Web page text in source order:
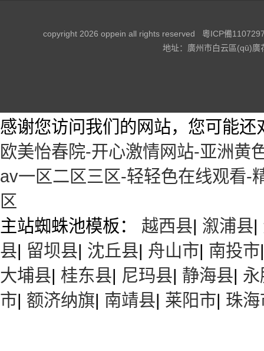
copyright 2026 oppein all rights reserved
粵ICP備
地址：廣州市白云區(qū)
感谢您访问我们的网站，您可能还
欧美怡春院-开心激情网站-亚洲黄
av一区二区三区-轻轻色在线观看-
区
主站蜘蛛池模板： 越西县| 溆浦县|
县| 留坝县| 沈丘县| 舟山市| 南投市
大埔县| 桂东县| 尼玛县| 静海县| 永
市| 额济纳旗| 南靖县| 莱阳市| 珠海